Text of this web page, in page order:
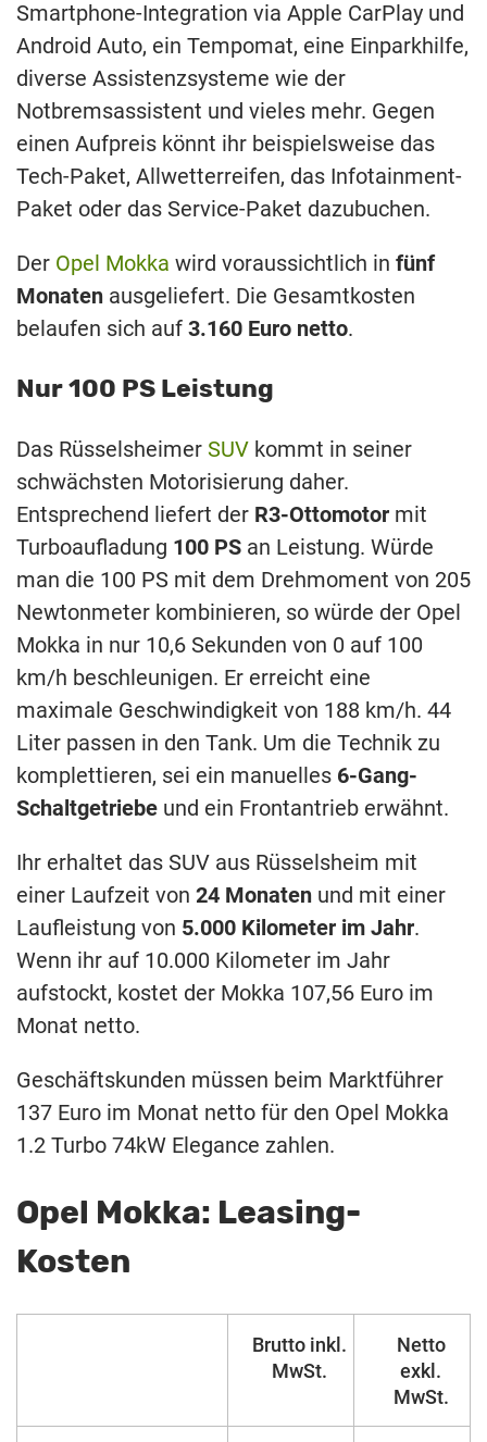
Smartphone-Integration via Apple CarPlay und
Android Auto, ein Tempomat, eine Einparkhilfe,
diverse Assistenzsysteme wie der
Notbremsassistent und vieles mehr. Gegen
einen Aufpreis könnt ihr beispielsweise das
Tech-Paket, Allwetterreifen, das Infotainment-
Paket oder das Service-Paket dazubuchen.
Der Opel Mokka wird voraussichtlich in fünf
Monaten ausgeliefert. Die Gesamtkosten
belaufen sich auf 3.160 Euro netto.
Nur 100 PS Leistung
Das Rüsselsheimer SUV kommt in seiner
schwächsten Motorisierung daher.
Entsprechend liefert der R3-Ottomotor mit
Turboaufladung 100 PS an Leistung. Würde
man die 100 PS mit dem Drehmoment von 205
Newtonmeter kombinieren, so würde der Opel
Mokka in nur 10,6 Sekunden von 0 auf 100
km/h beschleunigen. Er erreicht eine
maximale Geschwindigkeit von 188 km/h. 44
Liter passen in den Tank. Um die Technik zu
komplettieren, sei ein manuelles 6-Gang-
Schaltgetriebe und ein Frontantrieb erwähnt.
Ihr erhaltet das SUV aus Rüsselsheim mit
einer Laufzeit von 24 Monaten und mit einer
Laufleistung von 5.000 Kilometer im Jahr.
Wenn ihr auf 10.000 Kilometer im Jahr
aufstockt, kostet der Mokka 107,56 Euro im
Monat netto.
Geschäftskunden müssen beim Marktführer
137 Euro im Monat netto für den Opel Mokka
1.2 Turbo 74kW Elegance zahlen.
Opel Mokka: Leasing-
Kosten
Brutto inkl.
MwSt.
Netto
exkl.
MwSt.